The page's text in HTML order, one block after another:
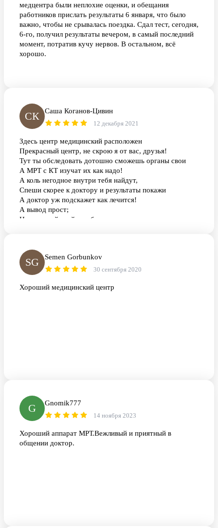
медцентра были неплохие оценки, и обещания
работников прислать результаты 6 января, что было
важно, чтобы не срывалась поездка. Сдал тест, сегодня,
6-го, получил результаты вечером, в самый последний
момент, потратив кучу нервов. В остальном, всё
хорошо.
СК Саша Коганов-Цивин
12 декабря 2021
Здесь центр медицинский расположен
Прекрасный центр, не скрою я от вас, друзья!
Тут ты обследовать дотошно сможешь органы свои
А МРТ с КТ изучат их как надо!
А коль негодное внутри тебя найдут,
Спеши скорее к доктору и результаты покажи
А доктор уж подскажет как лечится!
А вывод прост;
Не запускай, мой руг, болезнь
SG Semen Gorbunkov
30 сентября 2020
Хороший медицинский центр
G Gnomik777
14 ноября 2023
Хороший аппарат МРТ.Вежливый и приятный в
общении доктор.